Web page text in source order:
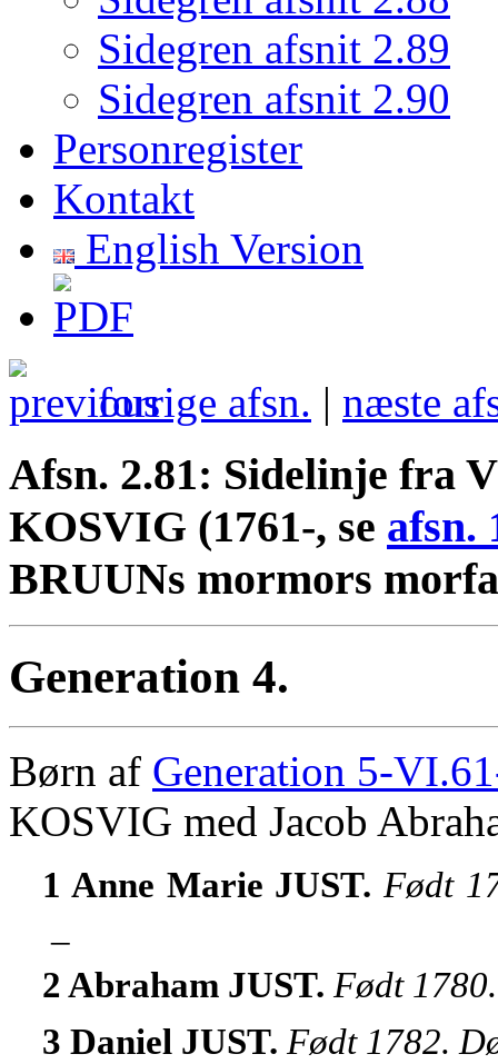
Sidegren afsnit 2.89
Sidegren afsnit 2.90
Personregister
Kontakt
English Version
forrige afsn. | næste
Afsn. 2.81: Sidelinje fra
KOSVIG (1761-, se afsn.
BRUUNs mormors
Generation 4.
Børn af Generation 5-
KOSVIG med Jacob
1 Anne Marie JUST. Født
2 Abraham JUST. Født
3 Daniel JUST. Født 1782.